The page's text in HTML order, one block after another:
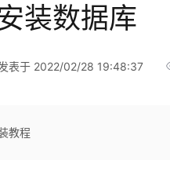
装数据库
表于 2022/02/28 19:48:37
教程